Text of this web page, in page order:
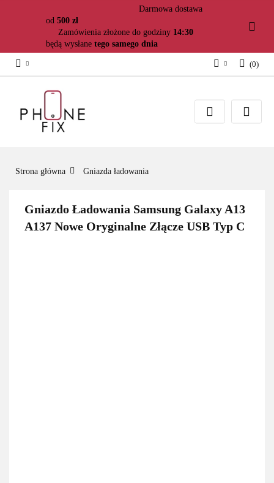
Darmowa dostawa
od 500 zł
Zamówienia złożone do godziny 14:30
będą wysłane tego samego dnia
Załóż konto
(0)
Strona główna Gniazda ładowania
Gniazdo Ładowania Samsung Galaxy A13
A137 Nowe Oryginalne Złącze USB Typ C